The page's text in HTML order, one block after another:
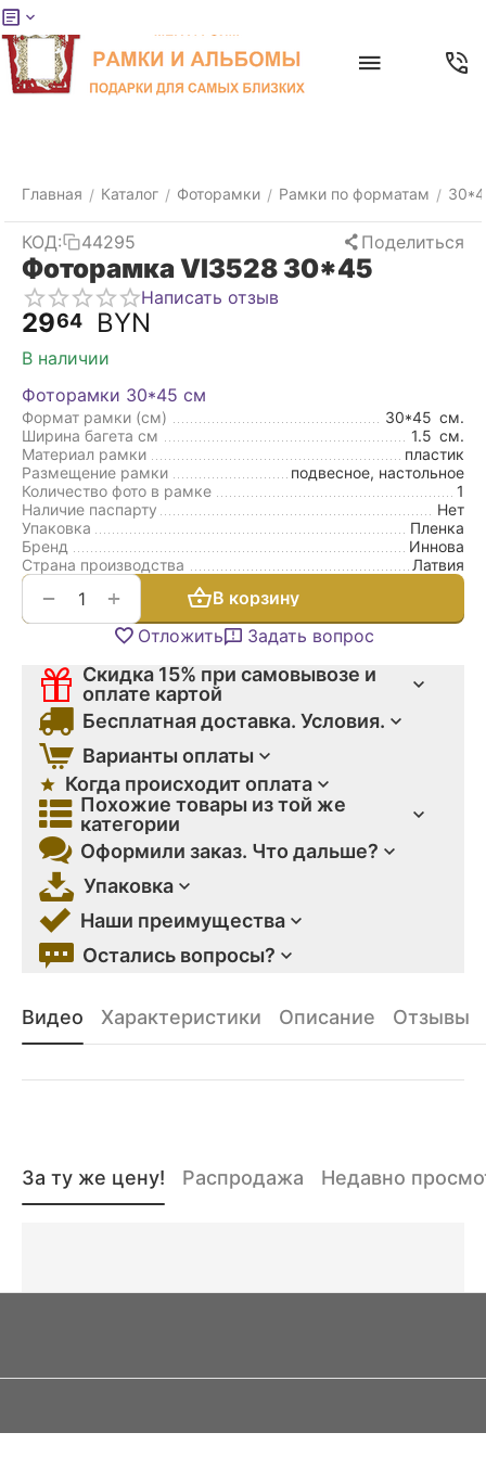
Главная / Каталог / Фоторамки / Рамки по форматам /
КОД: 44295 Поделиться
Фоторамка VI3528 30*45
Написать отзыв
2964 BYN
В наличии
Фоторамки 30*45 см
Формат рамки (см) 30*45 см.
Ширина багета см
1.5 см.
Материал рамки
пластик
Размещение рамки
подвесное, настольное
Количество фото в рамке
1
Наличие паспарту
Нет
Упаковка
Пленка
Бренд
Иннова
Страна производства
Латвия
+
−
В корзину
Отложить
Задать вопрос
Скидка 15% при самовывозе и
оплате картой
Бесплатная доставка. Условия.
Варианты оплаты
Когда происходит оплата
Похожие товары из той же
категории
Оформили заказ. Что дальше?
Упаковка
Наши преимущества
Остались вопросы?
Видео Характеристики Описание Отзывы
За ту же цену! Распродажа Недавно
Меню
товары